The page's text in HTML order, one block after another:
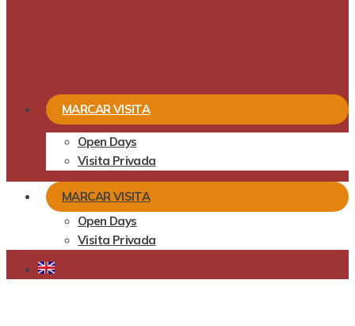
MARCAR VISITA
Open Days
Visita Privada
MARCAR VISITA
Open Days
Visita Privada